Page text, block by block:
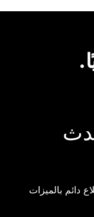
بالميزات